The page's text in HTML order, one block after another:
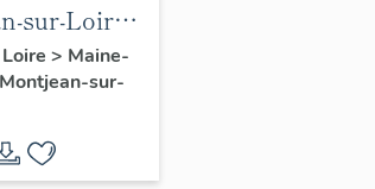
sur-Loire :
de la
> Maine-
Montjean-sur-